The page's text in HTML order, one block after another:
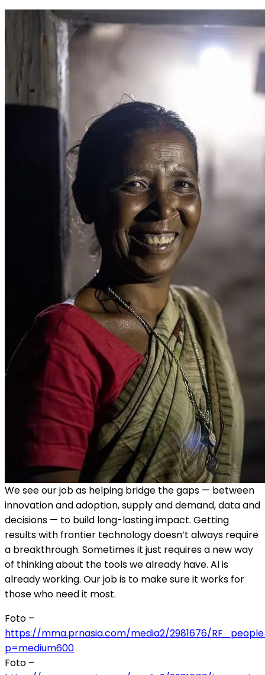
We see our job as helping bridge the gaps — between
innovation and adoption, supply and demand, data and
decisions — to build long-lasting impact. Getting
results with frontier technology doesn’t always require
a breakthrough. Sometimes it just requires a new way
of thinking about the tools we already have. AI is
already working. Our job is to make sure it works for
those who need it most.
Foto –
https://mma.prnasia.com/media2/2981676/
p=medium600
Foto –